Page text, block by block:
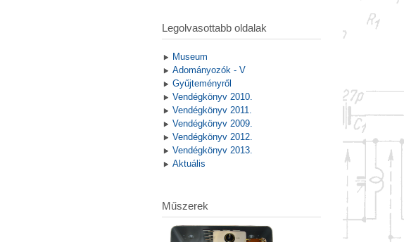
Legolvasottabb oldalak
Museum
Adományozók - V
Gyűjteményről
Vendégkönyv 2010.
Vendégkönyv 2011.
Vendégkönyv 2009.
Vendégkönyv 2012.
Vendégkönyv 2013.
Aktuális
Műszerek